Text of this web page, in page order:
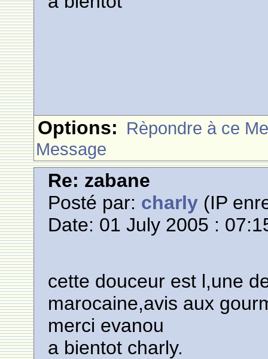
Options: Rèpondre à ce
Message
Re: zabane
Posté par: charly (IP
Date: 01 July 2005 :
cette douceur est l,une
marocaine,avis aux
merci evanou
a bientot charly.